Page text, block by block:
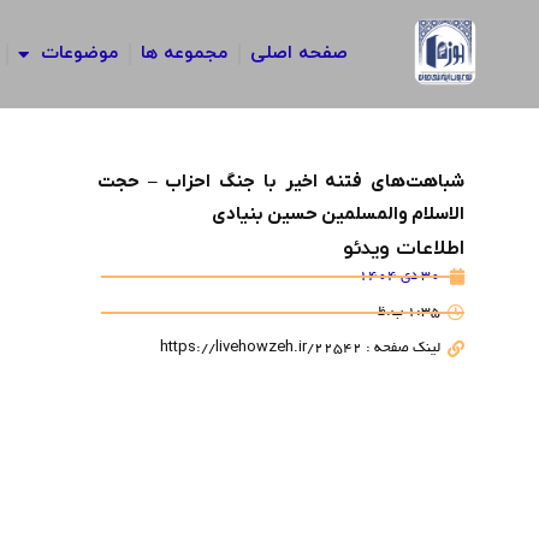
صفحه اصلی مجموعه ها موضوعات
شباهت‌های فتنه اخیر با جنگ احزاب – حجت
الاسلام والمسلمین حسین بنیادی
اطلاعات ویدئو
30 دی 1404
1:35 ب.ظ
لینک صفحه : https://livehowzeh.ir/22542